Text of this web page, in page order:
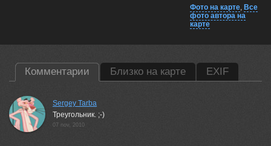
Фото на карте, Все
фото автора на
карте
Комментарии Близко на карте EXIF
Sergey Tarba
Треугольник. ;-)
07 nov, 2010